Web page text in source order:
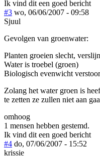
Ik vind dit een goed bericht
#3 wo, 06/06/2007 - 09:58
Sjuul
Gevolgen van groenwater:
Planten groeien slecht,
Water is troebel (groen)
Biologisch evenwicht
Zolang het water groen is
te zetten ze zullen niet aan
omhoog
1 mensen hebben gestemd.
Ik vind dit een goed bericht
#4 do, 07/06/2007 - 15:52
krissie